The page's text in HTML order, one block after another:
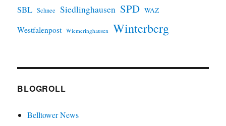
SBL Schnee Siedlinghausen SPD WAZ
Westfalenpost Wiemeringhausen Winterberg
BLOGROLL
Belltower News